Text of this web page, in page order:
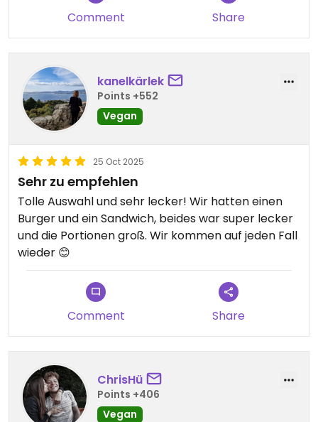
Comment Share
kanelkärlek
Points +552
Vegan
25 Oct 2025
Sehr zu empfehlen
Tolle Auswahl und sehr lecker! Wir hatten einen
Burger und ein Sandwich, beides war super lecker
und die Portionen groß. Wir kommen auf jeden Fall
wieder 😊
Comment Share
ChrisHü
Points +406
Vegan